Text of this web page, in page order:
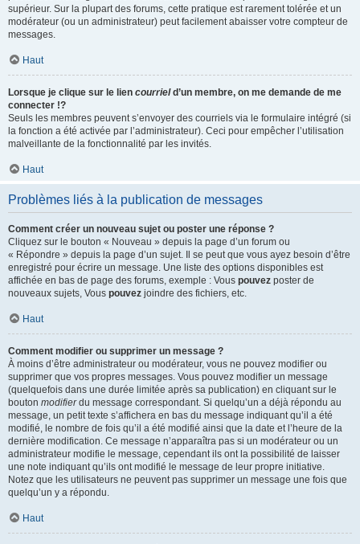
supérieur. Sur la plupart des forums, cette pratique est rarement tolérée et un
modérateur (ou un administrateur) peut facilement abaisser votre compteur de
messages.
Haut
Lorsque je clique sur le lien courrield’un membre, on me demande de me
connecter !?
Seuls les membres peuvent s’envoyer des courriels via le formulaire intégré (si
la fonction a été activée par l’administrateur). Ceci pour empêcher l’utilisation
malveillante de la fonctionnalité par les invités.
Haut
Problèmes liés à la publication de messages
Comment créer un nouveau sujet ou poster une réponse ?
Cliquez sur le bouton « Nouveau » depuis la page d’un forum ou
« Répondre » depuis la page d’un sujet. Il se peut que vous ayez besoin d’être
enregistré pour écrire un message. Une liste des options disponibles est
affichée en bas de page des forums, exemple : Vous pouvez poster de
nouveaux sujets, Vous pouvez joindre des fichiers, etc.
Haut
Comment modifier ou supprimer un message ?
À moins d’être administrateur ou modérateur, vous ne pouvez modifier ou
supprimer que vos propres messages. Vous pouvez modifier un message
(quelquefois dans une durée limitée après sa publication) en cliquant sur le
bouton modifierdu message correspondant. Si quelqu’un a déjà répondu au
message, un petit texte s’affichera en bas du message indiquant qu’il a été
modifié, le nombre de fois qu’il a été modifié ainsi que la date et l’heure de la
dernière modification. Ce message n’apparaîtra pas si un modérateur ou un
administrateur modifie le message, cependant ils ont la possibilité de laisser
une note indiquant qu’ils ont modifié le message de leur propre initiative.
Notez que les utilisateurs ne peuvent pas supprimer un message une fois que
quelqu’un y a répondu.
Haut